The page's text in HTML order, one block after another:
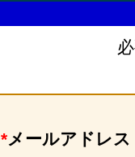
*メールアドレス